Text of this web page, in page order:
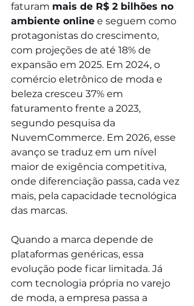
faturam mais de R$ 2 bilhões no
ambiente online e seguem como
protagonistas do crescimento,
com projeções de até 18% de
expansão em 2025. Em 2024, o
comércio eletrônico de moda e
beleza cresceu 37% em
faturamento frente a 2023,
segundo pesquisa da
NuvemCommerce. Em 2026, esse
avanço se traduz em um nível
maior de exigência competitiva,
onde diferenciação passa, cada vez
mais, pela capacidade tecnológica
das marcas.
Quando a marca depende de
plataformas genéricas, essa
evolução pode ficar limitada. Já
com tecnologia própria no varejo
de moda, a empresa passa a